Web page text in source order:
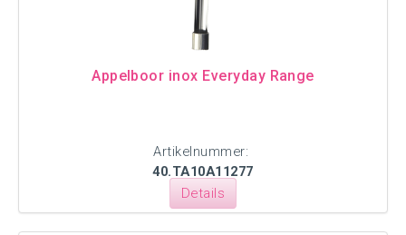
Appelboor inox Everyday Range
Artikelnummer:
40.TA10A11277
Details